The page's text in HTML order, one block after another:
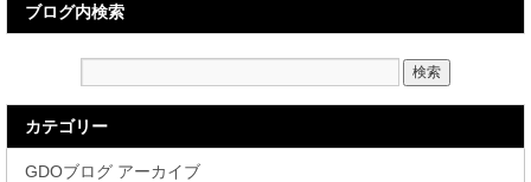
ブログ内検索
カテゴリー
GDOブログ アーカイブ